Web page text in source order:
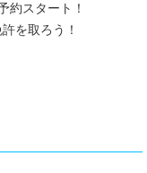
スタート！
を取ろう！